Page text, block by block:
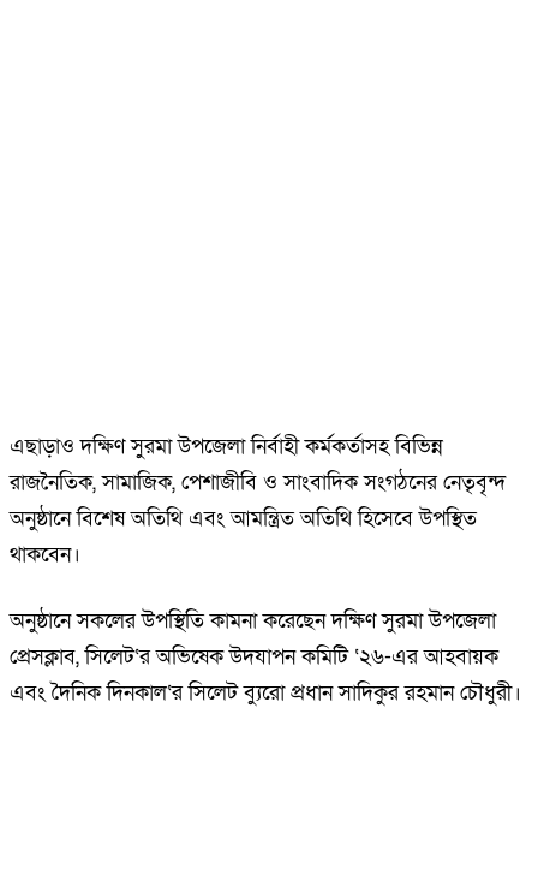
এছাড়াও দক্ষিণ সুরমা উপজেলা নির্বাহী কর্মকর্তাসহ বিভিন্ন
রাজনৈতিক, সামাজিক, পেশাজীবি ও সাংবাদিক সংগঠনের নেতৃবৃন্দ
অনুষ্ঠানে বিশেষ অতিথি এবং আমন্ত্রিত অতিথি হিসেবে উপস্থিত
থাকবেন।
অনুষ্ঠানে সকলের উপস্থিতি কামনা করেছেন দক্ষিণ সুরমা উপজেলা
প্রেসক্লাব, সিলেট‘র অভিষেক উদযাপন কমিটি ‘২৬-এর আহবায়ক
এবং দৈনিক দিনকাল‘র সিলেট ব্যুরো প্রধান সাদিকুর রহমান চৌধুরী।